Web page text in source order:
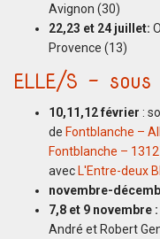
Avignon (30)
22,23 et 24 juillet:
Provence (13)
ELLE/S - sous
10,11,12 février :
de Fontblanche –
Fontblanche –
avec L'Entre-deux
novembre-
7,8 et 9 novembre :
André et Robert